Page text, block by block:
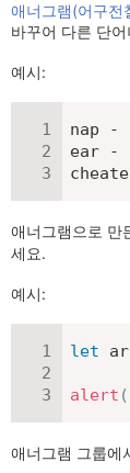
애너그램(어구전
바꾸어 다른 단
예시:
nap -
ear -
애너그램으로 만
세요.
예시:
let
alert (
애너그램 그룹에